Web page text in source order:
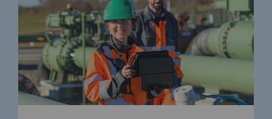
Hydrogène
Hydrogène
Hydrogène : Enjeux et opportunités
Production d'hydrogène